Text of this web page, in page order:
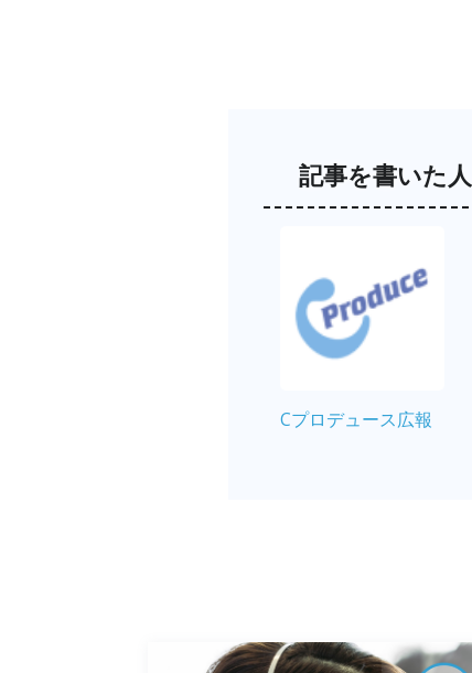
記事を書いた人
Cプロデュース広報